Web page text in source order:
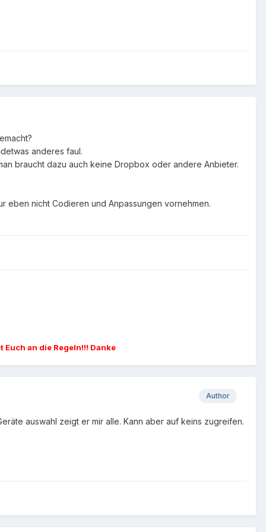
anderes faul.
braucht dazu auch keine Dropbox oder andere Anbieter.
eben nicht Codieren und Anpassungen vornehmen.
an die Regeln!!! Danke
Author
auswahl zeigt er mir alle. Kann aber auf keins zugreifen.